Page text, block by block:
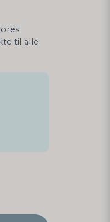
til alle